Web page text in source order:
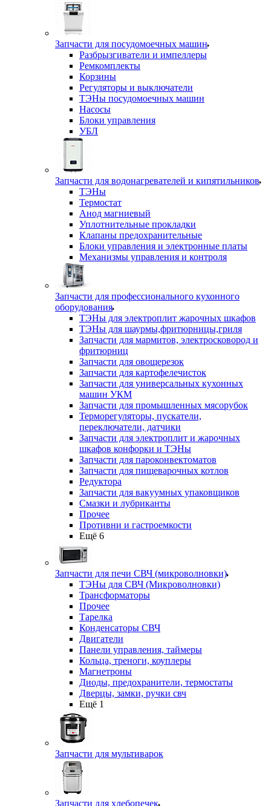
Запчасти для посудомоечных машин
Разбрызгиватели и импеллеры
Ремкомплекты
Корзины
Регуляторы и выключатели
ТЭНы посудомоечных машин
Насосы
Блоки управления
УБЛ
Запчасти для водонагревателей и кипятильников
ТЭНы
Термостат
Анод магниевый
Уплотнительные прокладки
Клапаны предохранительные
Блоки управления и электронные платы
Механизмы управления и контроля
Запчасти для профессионального кухонного
оборудования
ТЭНы для электроплит жарочных шкафов
ТЭНы для шаурмы,фритюрницы,гриля
Запчасти для мармитов, электросковород и
фритюрниц
Запчасти для овощерезок
Запчасти для картофелечисток
Запчасти для универсальных кухонных
машин УКМ
Запчасти для промышленных мясорубок
Терморегуляторы, пускатели,
переключатели, датчики
Запчасти для электроплит и жарочных
шкафов конфорки и ТЭНы
Запчасти для пароконвектоматов
Запчасти для пищеварочных котлов
Редуктора
Запчасти для вакуумных упаковщиков
Смазки и лубриканты
Прочее
Противни и гастроемкости
Ещё 6
Запчасти для печи СВЧ (микроволновки)
ТЭНы для СВЧ (Микроволновки)
Трансформаторы
Прочее
Тарелка
Конденсаторы СВЧ
Двигатели
Панели управления, таймеры
Кольца, треноги, коуплеры
Магнетроны
Диоды, предохранители, термостаты
Дверцы, замки, ручки свч
Ещё 1
Запчасти для мультиварок
Запчасти для хлебопечек